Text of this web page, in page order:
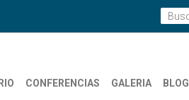
CONFERENCIAS GALERIA BLOG